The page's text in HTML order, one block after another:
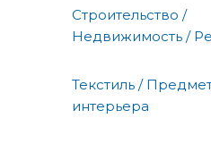
Строительство /
Недвижимость /
Текстиль /
интерьера